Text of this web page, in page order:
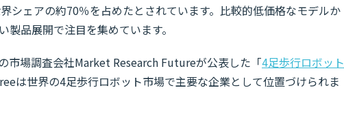
シェアの約70％を占めたとされています。比較的低価格なモデルか
品展開で注目を集めています。
市場調査会社Market Research Futureが公表した「4足歩行ロボット
は世界の4足歩行ロボット市場で主要な企業として位置づけられま